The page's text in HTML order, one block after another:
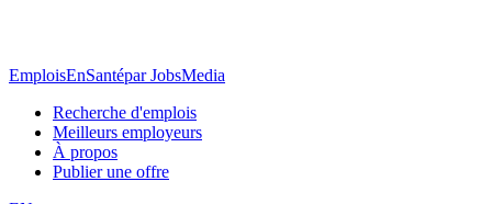
EmploisEnSantépar JobsMedia
Recherche d'emplois
Meilleurs employeurs
À propos
Publier une offre